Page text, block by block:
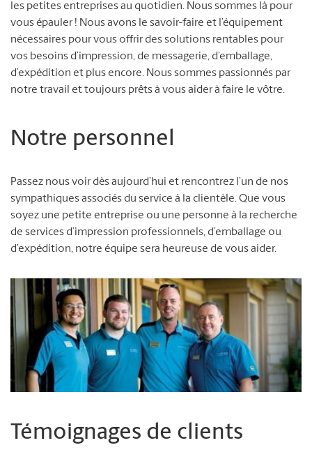
les petites entreprises au quotidien. Nous sommes là pour
vous épauler ! Nous avons le savoir-faire et l’équipement
nécessaires pour vous offrir des solutions rentables pour
vos besoins d’impression, de messagerie, d’emballage,
d’expédition et plus encore. Nous sommes passionnés par
notre travail et toujours prêts à vous aider à faire le vôtre.
Notre personnel
Passez nous voir dès aujourd’hui et rencontrez l’un de nos
sympathiques associés du service à la clientèle. Que vous
soyez une petite entreprise ou une personne à la recherche
de services d’impression professionnels, d’emballage ou
d’expédition, notre équipe sera heureuse de vous aider.
Témoignages de clients